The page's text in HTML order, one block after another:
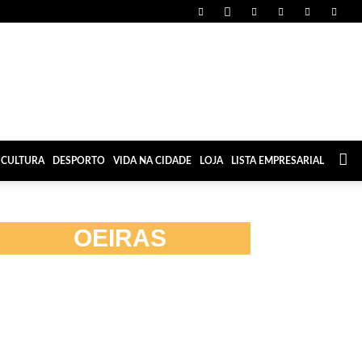
CULTURA DESPORTO VIDA NA CIDADE LOJA LISTA EMPRESARIAL
OEIRAS